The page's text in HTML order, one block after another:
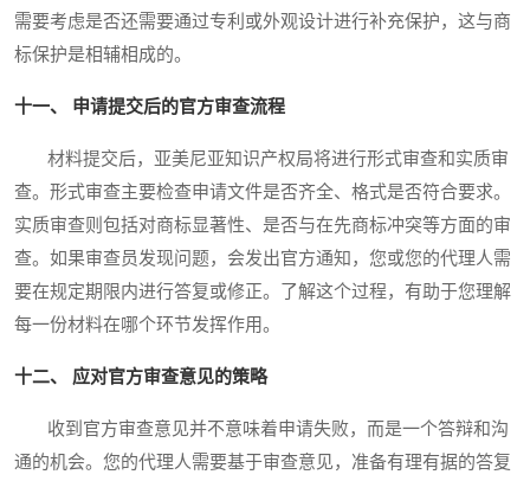
需要考虑是否还需要通过专利或外观设计进行补充保护，这与商
标保护是相辅相成的。
十一、 申请提交后的官方审查流程
材料提交后，亚美尼亚知识产权局将进行形式审查和实质审
查。形式审查主要检查申请文件是否齐全、格式是否符合要求。
实质审查则包括对商标显著性、是否与在先商标冲突等方面的审
查。如果审查员发现问题，会发出官方通知，您或您的代理人需
要在规定期限内进行答复或修正。了解这个过程，有助于您理解
每一份材料在哪个环节发挥作用。
十二、 应对官方审查意见的策略
收到官方审查意见并不意味着申请失败，而是一个答辩和沟
通的机会。您的代理人需要基于审查意见，准备有理有据的答复